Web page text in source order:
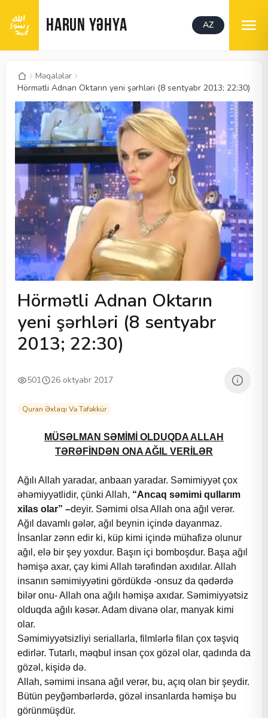
HARUN YƏHYA AZ
Məqalələr
Hörmətli Adnan Oktarın yeni şərhləri (8 sentyabr 2013; 22:30)
Hörmətli Adnan Oktarın
yeni şərhləri (8 sentyabr
2013; 22:30)
501 26 oktyabr 2017
Quran Əxlaqı Və Təfəkkür
MÜSƏLMAN SƏMİMİ OLDUQDA ALLAH
TƏRƏFİNDƏN ONA AĞIL VERİLƏR
Ağılı Allah yaradar, anbaan yaradar. Səmimiyyət çox
əhəmiyyətlidir, çünki Allah, “Ancaq səmimi qullarım
xilas olar” –deyir. Səmimi olsa Allah ona ağıl verər.
Ağıl davamlı gələr, ağıl beynin içində dayanmaz.
İnsanlar zənn edir ki, küp kimi içində mühafizə olunur
ağıl, elə bir şey yoxdur. Başın içi bomboşdur. Başa ağıl
həmişə axar, çay kimi Allah tərəfindən axıdılar. Allah
insanın səmimiyyətini gördükdə -onsuz da qədərdə
bilər onu- Allah ona ağılı həmişə axıdar. Səmimiyyətsiz
olduqda ağılı kəsər. Adam divanə olar, manyak kimi
olar.
Səmimiyyətsizliyi seriallarla, filmlərlə filan çox təşviq
edirlər. Tutarlı, məqbul insan çox gözəl olar, qadında da
gözəl, kişidə də.
Allah, səmimi insana ağıl verər, bu, açıq olan bir şeydir.
Bütün peyğəmbərlərdə, gözəl insanlarda həmişə bu
görünmüşdür.